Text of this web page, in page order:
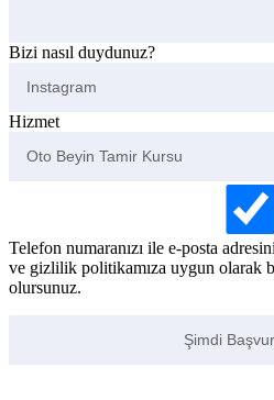
Bizi nasıl duydunuz?
Hizmet
Telefon numaranızı ile e-posta
ve gizlilik politikamıza uygun olarak
olursunuz.